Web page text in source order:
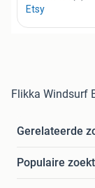
Flikka Windsurf
Gerelateerde
Populaire